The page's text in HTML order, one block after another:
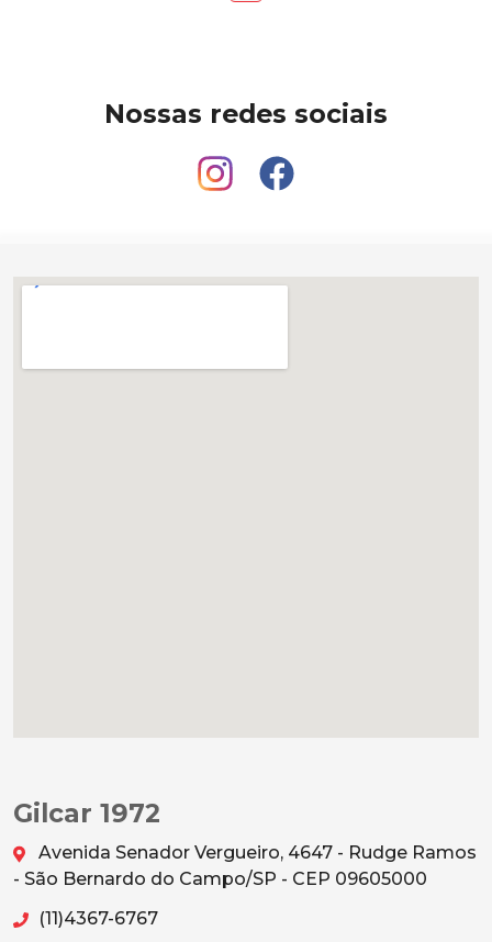
Nossas redes sociais
Gilcar 1972
Avenida Senador Vergueiro, 4647 - Rudge Ramos
- São Bernardo do Campo/SP - CEP 09605000
(11)4367-6767